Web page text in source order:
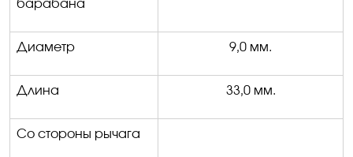
барабана
Диаметр 9,0 мм.
Длина 33,0 мм.
Со стороны рычага